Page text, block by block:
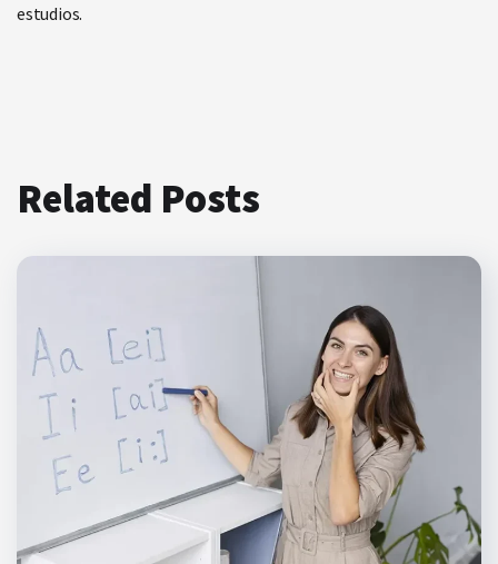
estudios.
Related Posts